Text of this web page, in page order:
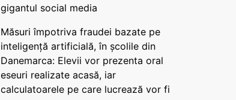
gigantul social media
Măsuri împotriva fraudei bazate pe
inteligență artificială, în școlile din
Danemarca: Elevii vor prezenta oral
eseuri realizate acasă, iar
calculatoarele pe care lucrează vor fi